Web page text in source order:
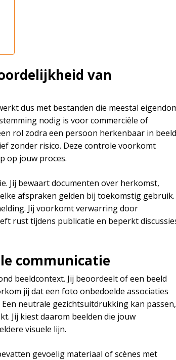
van
dus met bestanden die meestal
nodig is voor commerciële of
rol zodra een persoon herkenbaar in beeld
zonder risico. Deze controle voorkomt
op jouw proces.
Jij bewaart documenten over herkomst,
afspraken gelden bij toekomstig gebruik.
Jij voorkomt verwarring door
rust tijdens publicatie en beperkt
communicatie
beeldcontext. Jij beoordeelt of een beeld
jij dat een foto onbedoelde associaties
neutrale gezichtsuitdrukking kan passen,
Jij kiest daarom beelden die jouw
visuele lijn.
gevoelig materiaal of scènes met